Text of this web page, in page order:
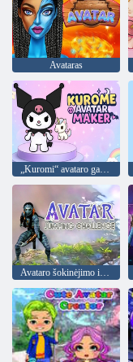
Avataras
Avataro šokinėjimo iššūkis